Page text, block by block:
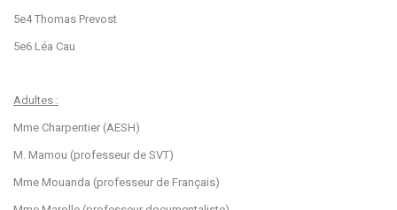
5e4 Thomas Prevost
5e6 Léa Cau
Adultes :
Mme Charpentier (AESH)
M. Mamou (professeur de SVT)
Mme Mouanda (professeur de Français)